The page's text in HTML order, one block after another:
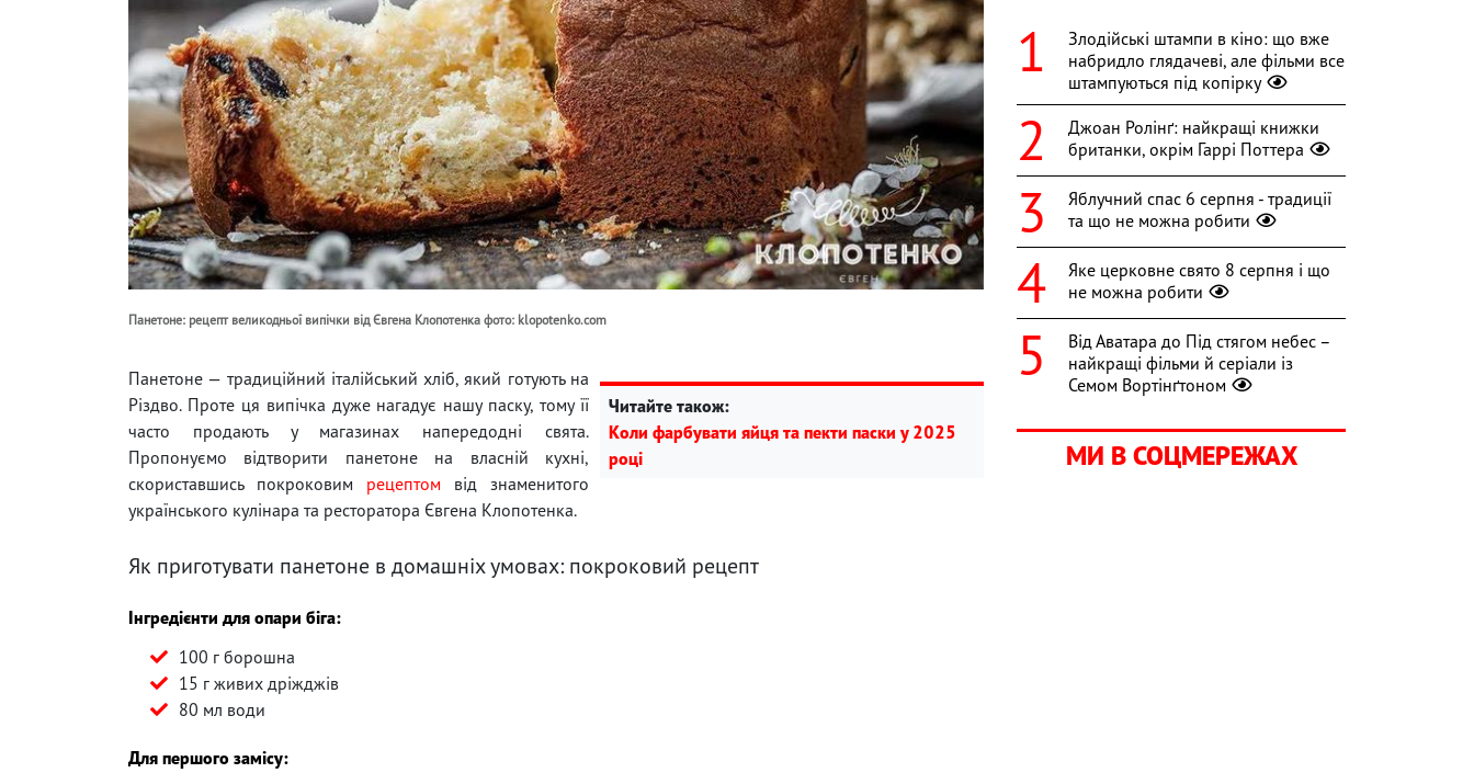
Панетоне: рецепт великодньої випічки від Євгена Клопотенка фото: klopotenko.com
Читайте також:
Коли фарбувати яйця та пекти паски у 2025
році
Панетоне — традиційний італійський хліб, який готують на
Різдво. Проте ця випічка дуже нагадує нашу паску, тому її
часто продають у магазинах напередодні свята.
Пропонуємо відтворити панетоне на власній кухні,
скориставшись покроковим рецептом від знаменитого
українського кулінара та ресторатора Євгена Клопотенка.
Як приготувати панетоне в домашніх умовах: покроковий рецепт
Інгредієнти для опари біга:
100 г борошна
15 г живих дріжджів
80 мл води
Для першого замісу:
Злодійські штампи в кіно: що вже
набридло глядачеві, але фільми все
штампуються під копірку
Джоан Ролінґ: найкращі книжки
британки, окрім Гаррі Поттера
Яблучний спас 6 серпня - традиції
та що не можна робити
Яке церковне свято 8 серпня і що
не можна робити
Від Аватара до Під стягом небес –
найкращі фільми й серіали із
Семом Вортінґтоном
МИ В СОЦМЕРЕЖАХ